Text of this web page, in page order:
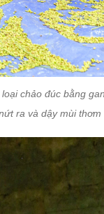
chảo đúc bằng
ra và dậy mùi